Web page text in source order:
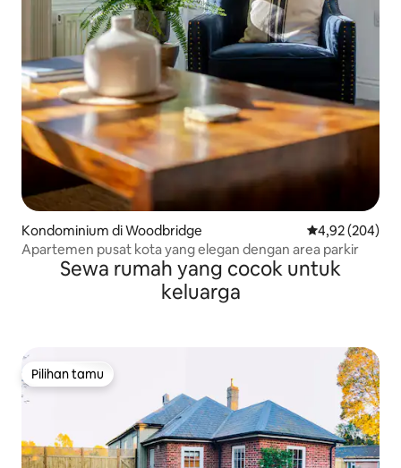
Kondominium di Woodbridge Nilai rata-rata
4,92 (204)
Apartemen pusat kota yang elegan dengan area parkir
Sewa rumah yang cocok untuk
keluarga
Pilihan tamu
Pilihan tamu